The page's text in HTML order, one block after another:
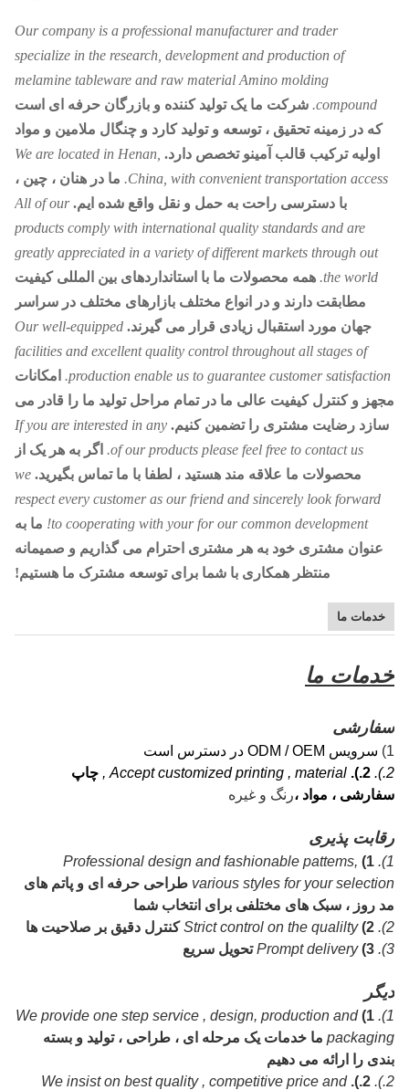
ویژگی
1) قالب مناسب برای اندازه های مختلف برای
انتخاب شما.
2) سرعت تأمین سریع
3) گذر FDA ، SGS ، CE / EU
4) کیفیت بالا ، قیمت مطلوب
Our company is a professional manufacturer and trader
specialize in the research, development and production of
melamine tableware and raw material Amino molding
compound. شرکت ما یک تولید کننده و بازرگان حرفه ای است
که در زمینه تحقیق ، توسعه و تولید کارد و چنگال ملامین و مواد
اولیه ترکیب قالب آمینو تخصص دارد. We are located in Henan,
China, with convenient transportation access. ما در هنان ، چین ،
با دسترسی راحت به حمل و نقل واقع شده ایم. All of our
products comply with international quality standards and are
greatly appreciated in a variety of different markets through out
the world. همه محصولات ما با استانداردهای بین المللی کیفیت
مطابقت دارند و در انواع مختلف بازارهای مختلف در سراسر
جهان مورد استقبال زیادی قرار می گیرند. Our well-equipped
facilities and excellent quality control throughout all stages of
production enable us to guarantee customer satisfaction.
امکانات
مجهز و کنترل کیفیت عالی ما در تمام مراحل تولید ما را قادر می
سازد رضایت مشتری را تضمین کنیم. If you are interested in any
of our products please feel free to contact us.
اگر به هر یک از
محصولات ما علاقه مند هستید ، لطفا با ما تماس بگیرید. we
respect every customer as our friend and sincerely look forward
to cooperating with your for our common development! ما به
عنوان مشتری خود به هر مشتری احترام می گذاریم و صمیمانه
منتظر همکاری با شما برای توسعه مشترک ما هستیم!
خدمات ما
خدمات ما
سفارشی
1)
سرویس ODM / OEM در دسترس است
2.).
2.).
Accept customized printing , material ,
چاپ
سفارشی ، مواد ،رنگ و غیره
رقابت پذیری
1).
1)
Professional design and fashionable pattems,
various styles for your selection طراحی حرفه ای و پاتم های
مد روز ، سبک های مختلفی برای انتخاب شما
2).
2)
Strict control on the qualilty کنترل دقیق بر صلاحیت ها
3).
3)
Prompt delivery تحویل سریع
دیگر
1).
1)
We provide one step service , design, production and
packaging ما خدمات یک مرحله ای ، طراحی ، تولید و بسته
بندی را ارائه می دهیم
2.).
2.).
We insist on best quality , competitive price and